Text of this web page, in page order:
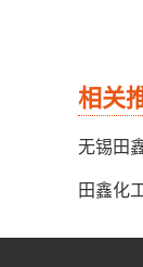
相关
无锡田
田鑫化